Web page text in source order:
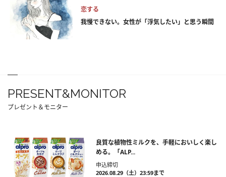
恋する
我慢できない。女性が「浮気したい」と思う瞬間
PRESENT&MONITOR
プレゼント＆モニター
良質な植物性ミルクを、手軽においしく楽し
める。「ALP...
申込締切
2026.08.29（土）23:59まで